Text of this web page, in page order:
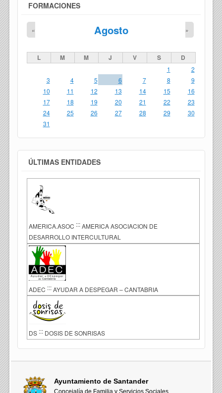
FORMACIONES
Agosto
« »
L M M J V S D
1
2
3
4 5 6 7 8
9
10
11 12 13 14 15
16
17
18 19 20 21 22
23
24
25 26 27 28 29
30
31
ÚLTIMAS ENTIDADES
AMERICA.ASOC ::: AMERICA ASOCIACION DE
DESARROLLO INTERCULTURAL
ADEC ::: AYUDAR A DESPEGAR – CANTABRIA
DS ::: DOSIS DE SONRISAS
Ayuntamiento de Santander
Concejalía de Familia y Servicios Sociales